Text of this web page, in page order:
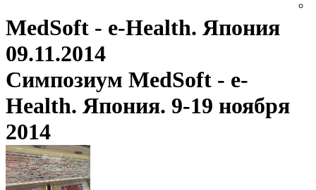
MedSoft - e-Health. Япония
09.11.2014
Симпозиум MedSoft - e-
Health. Япония. 9-19 ноября
2014